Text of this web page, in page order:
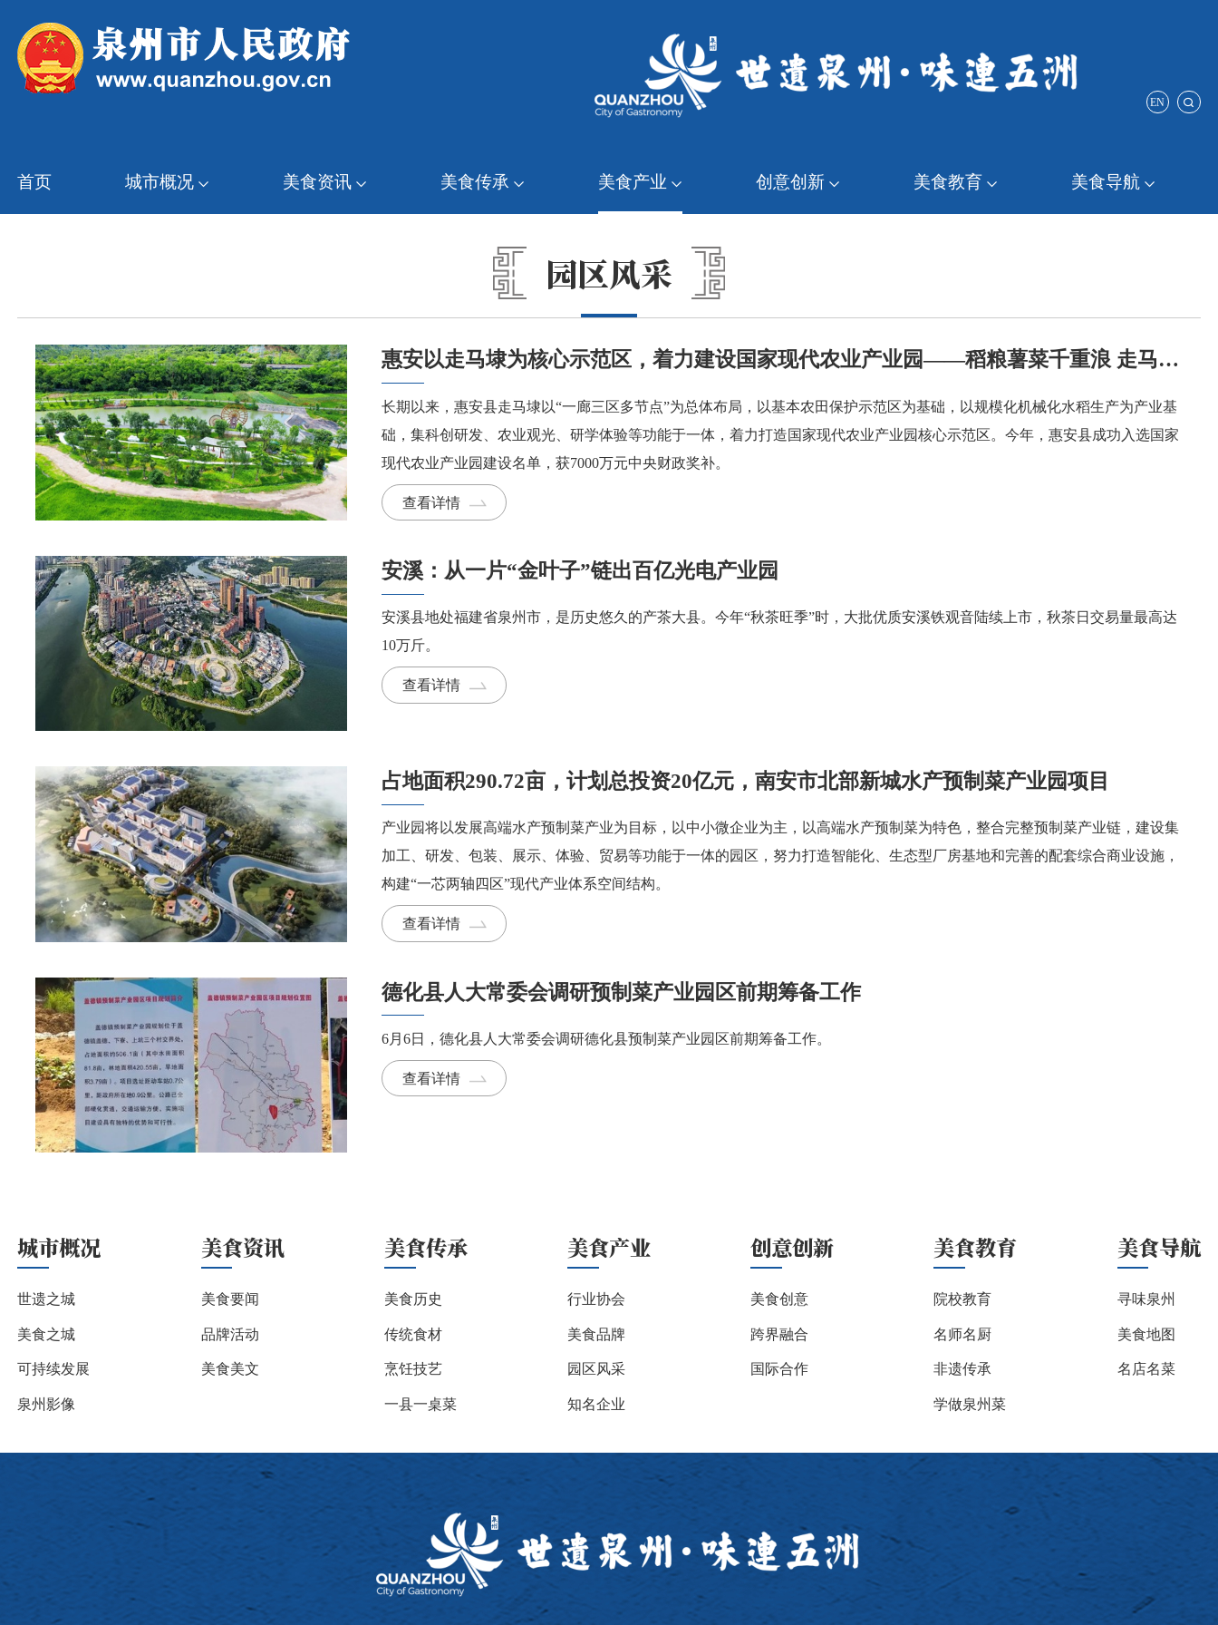
EN
首页 城市概况 美食资讯 美食传承 美食产业 创意创新 美食教育 美食导航
园区风采
惠安以走马埭为核心示范区，着力建设国家现代农业产业园——稻粮薯菜千重浪 走马埭
上好风光
长期以来，惠安县走马埭以“一廊三区多节点”为总体布局，以基本农田保护示范区为基础，以规模化机械化水稻生产为产业基
础，集科创研发、农业观光、研学体验等功能于一体，着力打造国家现代农业产业园核心示范区。今年，惠安县成功入选国家
现代农业产业园建设名单，获7000万元中央财政奖补。
查看详情
安溪：从一片“金叶子”链出百亿光电产业园
安溪县地处福建省泉州市，是历史悠久的产茶大县。今年“秋茶旺季”时，大批优质安溪铁观音陆续上市，秋茶日交易量最高达
10万斤。
查看详情
占地面积290.72亩，计划总投资20亿元，南安市北部新城水产预制菜产业园项目
产业园将以发展高端水产预制菜产业为目标，以中小微企业为主，以高端水产预制菜为特色，整合完整预制菜产业链，建设集
加工、研发、包装、展示、体验、贸易等功能于一体的园区，努力打造智能化、生态型厂房基地和完善的配套综合商业设施，
构建“一芯两轴四区”现代产业体系空间结构。
查看详情
德化县人大常委会调研预制菜产业园区前期筹备工作
6月6日，德化县人大常委会调研德化县预制菜产业园区前期筹备工作。
查看详情
城市概况
世遗之城
美食之城
可持续发展
泉州影像
美食资讯
美食要闻
品牌活动
美食美文
美食传承
美食历史
传统食材
烹饪技艺
一县一桌菜
美食产业
行业协会
美食品牌
园区风采
知名企业
创意创新
美食创意
跨界融合
国际合作
美食教育
院校教育
名师名厨
非遗传承
学做泉州菜
美食导航
寻味泉州
美食地图
名店名菜